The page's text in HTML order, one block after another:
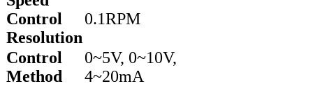
Control
Resolution
0.1RPM
Control
Method
0~5V, 0~10V,
4~20mA